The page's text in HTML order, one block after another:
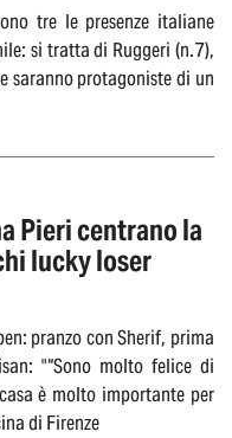
tre le presenze italiane
si tratta di Ruggeri (n.7),
saranno protagoniste di un
Pieri centrano la
lucky loser
pranzo con Sherif, prima
"“Sono molto felice di
è molto importante per
di Firenze